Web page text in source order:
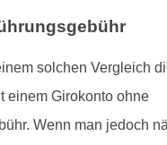
solchen Vergleich
einem Girokonto ohne
Wenn man jedoch